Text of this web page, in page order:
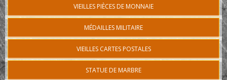
VIEILLES PIÈCES DE MONNAIE
MÉDAILLES MILITAIRE
VIEILLES CARTES POSTALES
STATUE DE MARBRE